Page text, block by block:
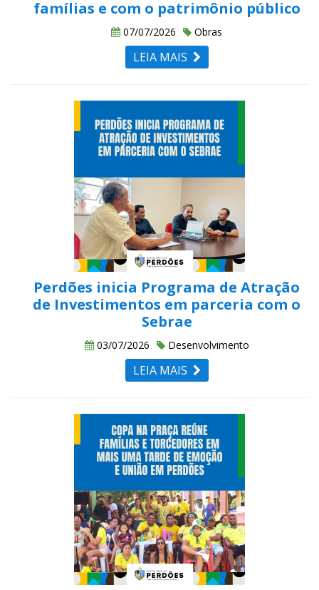
famílias e com o patrimônio público
07/07/2026 Obras
LEIA MAIS
Perdões inicia Programa de Atração
de Investimentos em parceria com o
Sebrae
03/07/2026 Desenvolvimento
LEIA MAIS